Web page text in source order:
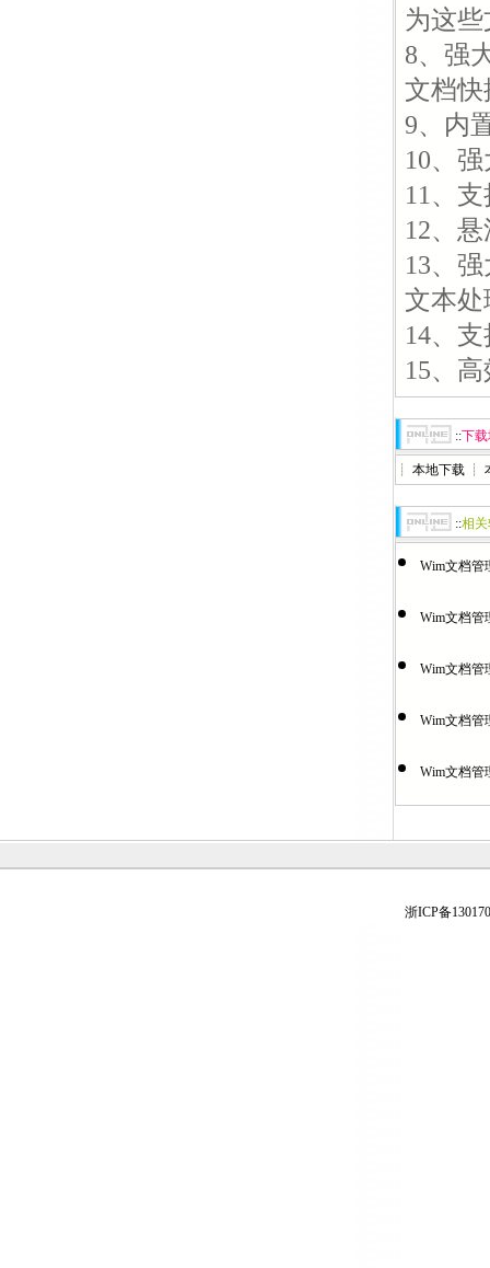
为这
8、强
文档快
9、内
10、
11、
12、
13、
文本处
14、
15、
::下载
┊ 本地下载┊
::相关
Wim文档管
Wim文档管
Wim文档管
Wim文档管
Wim文档管
浙ICP备